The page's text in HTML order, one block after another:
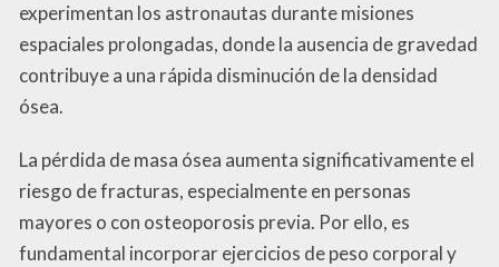
experimentan los astronautas durante misiones
espaciales prolongadas, donde la ausencia de gravedad
contribuye a una rápida disminución de la densidad
ósea.
La pérdida de masa ósea aumenta significativamente el
riesgo de fracturas, especialmente en personas
mayores o con osteoporosis previa. Por ello, es
fundamental incorporar ejercicios de peso corporal y